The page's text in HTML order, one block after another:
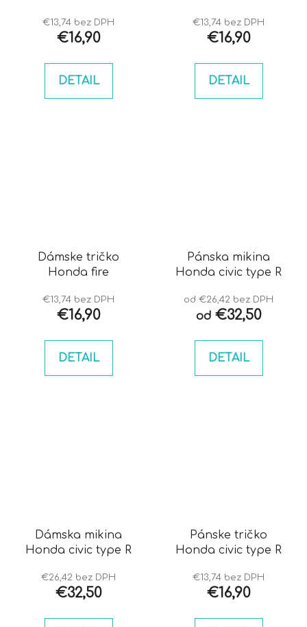
€13,74 bez DPH
€16,90
DETAIL
€13,74 bez DPH
€16,90
DETAIL
Dámske tričko
Honda fire
€13,74 bez DPH
€16,90
DETAIL
Pánska mikina
Honda civic type R
od €26,42 bez DPH
od€32,50
DETAIL
Dámska mikina
Honda civic type R
€26,42 bez DPH
€32,50
Pánske tričko
Honda civic type R
€13,74 bez DPH
€16,90